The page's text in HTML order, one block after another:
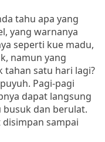
tahu apa yang
yang warnanya
seperti kue madu,
namun yang
tahan satu hari lagi?
Pagi-pagi
dapat langsung
busuk dan berulat.
sampai